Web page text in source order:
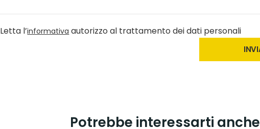
Letta l’informativa autorizzo al trattamento dei dati personali
Potrebbe interessarti anche